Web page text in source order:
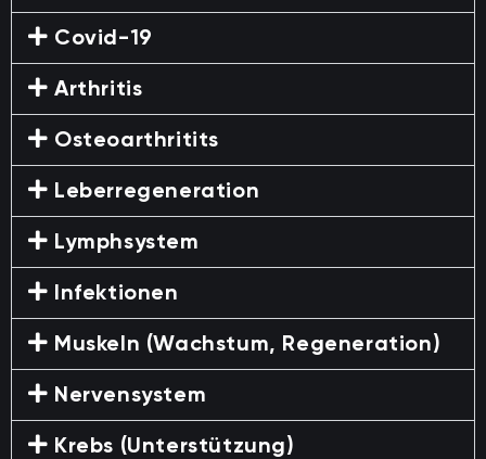
Covid-19
Arthritis
Osteoarthritits
Leberregeneration
Lymphsystem
Infektionen
Muskeln (Wachstum, Regeneration)
Nervensystem
Krebs (Unterstützung)